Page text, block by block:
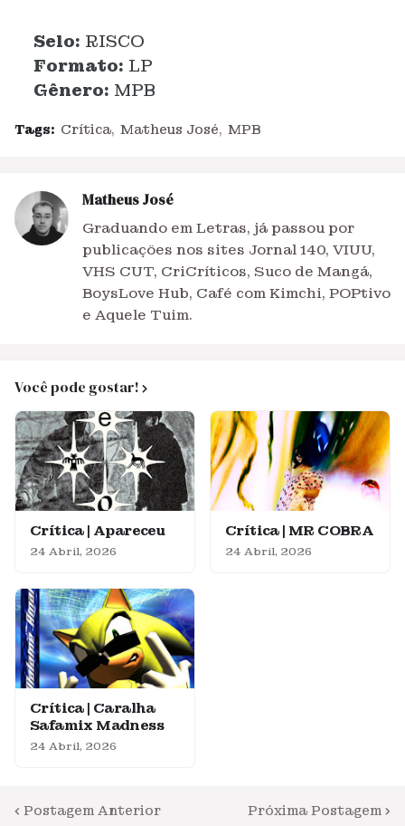
Selo: RISCO
Formato: LP
Gênero: MPB
Tags: Crítica Matheus José MPB
Matheus José
Graduando em Letras, já passou por
publicações nos sites Jornal 140, VIUU,
VHS CUT, CriCríticos, Suco de Mangá,
BoysLove Hub, Café com Kimchi, POPtivo
e Aquele Tuim.
Você pode gostar!
Crítica | Apareceu
24 Abril, 2026
Crítica | MR COBRA
24 Abril, 2026
Crítica | Caralha
Safamix Madness
24 Abril, 2026
Postagem Anterior Próxima Postagem